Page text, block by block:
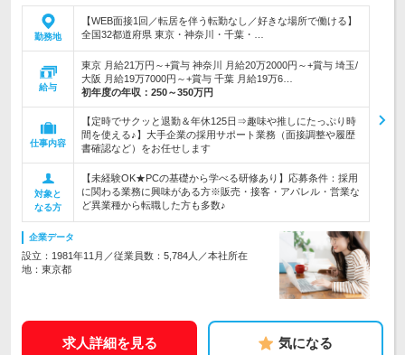
勤務地
【WEB面接1回／転居を伴う転勤なし／好きな場所で働ける】
全国32都道府県 東京・神奈川・千葉・…
給与
東京 月給21万円～+賞与 神奈川 月給20万2000円～+賞与 埼玉/
大阪 月給19万7000円～+賞与 千葉 月給19万6…
初年度の年収： 250～350万円
仕事内容
【定時でサクッと退勤＆年休125日⇒趣味や推しにたっぷり時
間を使える♪】大手企業の採用サポート業務（面接調整や履歴
書確認など）をお任せします
対象と
なる方
【未経験OK★PCの基礎から学べる研修あり】応募条件：採用
に関わる業務に興味がある方※販売・接客・アパレル・営業な
ど異業種から転職した方も多数♪
企業データ
設立：1981年11月／従業員数：5,784人／本社所在
地：東京都
求人詳細を見る 気になる